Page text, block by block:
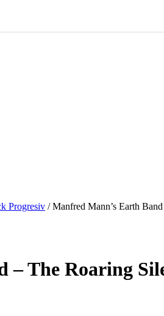
Progresiv /Manfred Mann’s Earth
– The Roaring